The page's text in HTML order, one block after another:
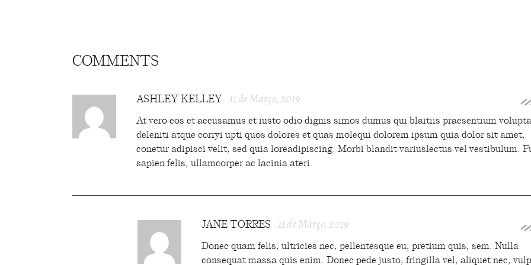
COMMENTS
ASHLEY KELLEY 11 de Março, 2019
At vero eos et accusamus et iusto odio dignis simos dumus qui blaitiis praesentium
deleniti atque corryi upti quos dolores et quas molequi dolorem ipsum quia dolor sit amet,
conetur adipisci velit, sed quia loreadipiscing. Morbi blandit variuslectus vel vestibulum.
sapien felis, ullamcorper ac lacinia ateri.
JANE TORRES 11 de Março, 2019
Donec quam felis, ultricies nec, pellentesque eu, pretium quis, sem. Nulla
consequat massa quis enim. Donec pede justo, fringilla vel, aliquet nec,